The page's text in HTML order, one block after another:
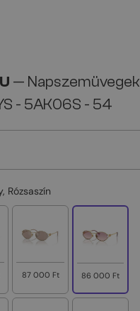
— Napszemüvegek
- ​5AK06S - ​54
Rózsaszín
87 000 Ft 86 000 Ft